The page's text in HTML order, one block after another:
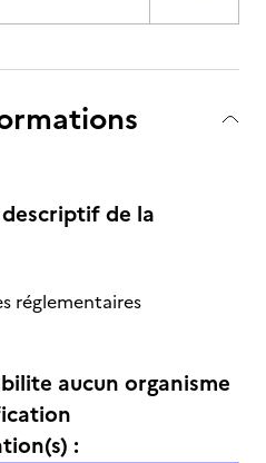
de la
réglementaires
aucun organisme
: